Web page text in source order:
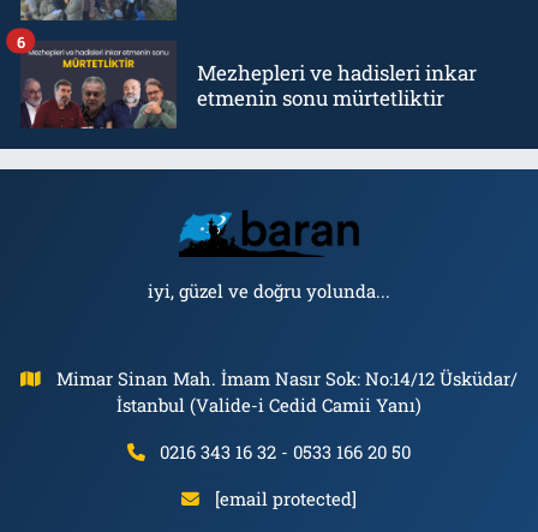
Mezhepleri ve hadisleri inkar
etmenin sonu mürtetliktir
6
iyi, güzel ve doğru yolunda...
Mimar Sinan Mah. İmam Nasır Sok: No:14/12 Üsküdar/
İstanbul (Valide-i Cedid Camii Yanı)
0216 343 16 32 - 0533 166 20 50
[email protected]